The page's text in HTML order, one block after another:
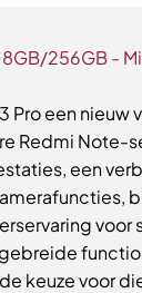
256GB -
Pro een
Redmi Note-
een
keuze voor